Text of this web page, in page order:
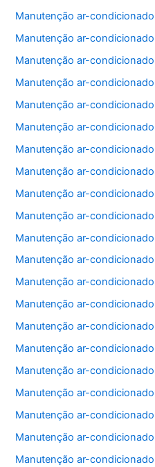
Manutenção ar-
Manutenção ar-condicionado
Manutenção ar-condicionado
Manutenção ar-
Manutenção ar-
Manutenção ar-
Manutenção ar-condicionado
Manutenção ar-condicionado
Manutenção ar-
Manutenção ar-
Manutenção ar-
Manutenção ar-
Manutenção ar-
Manutenção ar-
Manutenção ar-
Manutenção ar-condicionado
Manutenção ar-condicionado
Manutenção ar-condicionado
Manutenção ar-condicionado
Manutenção ar-
Manutenção ar-